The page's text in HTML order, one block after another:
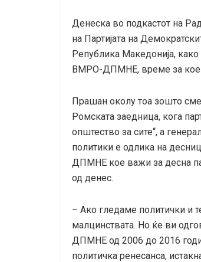
Денеска во подкастот на
на Партијата на
Република Македонија,
ВМРО-ДПМНЕ, време за кое
Прашан околу тоа зошто
Ромската заедница, кога
општество за сите“, а
политики е одлика на
ДПМНЕ кое важи за десна
од денес.
– Ако гледаме политички и
малцинствата. Но ќе ви
ДПМНЕ од 2006 до 2016
политичка ренесанса,